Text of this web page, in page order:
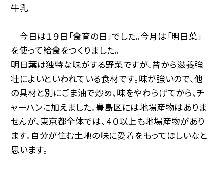
牛乳
今日は１９日「食育の日」でした。今月は「明日葉」
を使って給食をつくりました。
明日葉は独特な味がする野菜ですが、昔から滋養強
壮によいといわれている食材です。味が強いので、他
の具材と別にごま油で炒め、味をやわらげてから、チ
ャーハンに加えました。豊島区には地場産物はありま
せんが、東京都全体では、４０以上も地場産物があり
ます。自分が住む土地の味に愛着をもってほしいなと
思います。